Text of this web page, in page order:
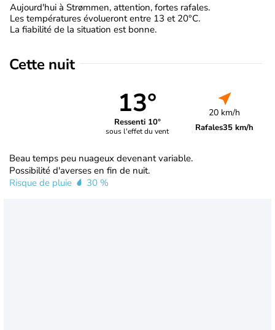
Aujourd'hui à Strømmen, attention, fortes rafales.
Les températures évolueront entre 13 et 20°C.
La fiabilité de la situation est bonne.
Cette nuit
13°
Ressenti 10°
sous l'effet du vent
20 km/h
Rafales35 km/h
Beau temps peu nuageux devenant variable.
Possibilité d'averses en fin de nuit.
Risque de pluie
30 %